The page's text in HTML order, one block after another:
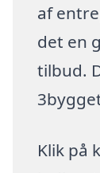
af
det en
tilbud.
Klik på